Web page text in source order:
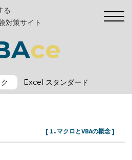
る
対策サイト
ce
Excel スタンダード
[ 1.マクロとVBAの概念 ]